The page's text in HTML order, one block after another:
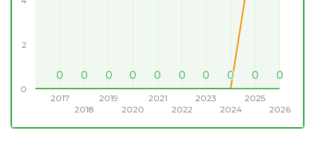
2017
2018
2019
2020
2021
2022
2023
2024
2025
2026
0
2
0
0 0
0 0
0 0
0 0
0 0
0 0
0 0
0
0
0 0
0 0
0 0
0 0
0 0
0 0
0 0
0 0
0 0
0